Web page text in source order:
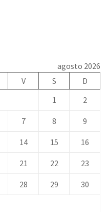
agosto 2026
V S
D
1
2
7 8 9
14 15 16
21 22 23
28 29 30